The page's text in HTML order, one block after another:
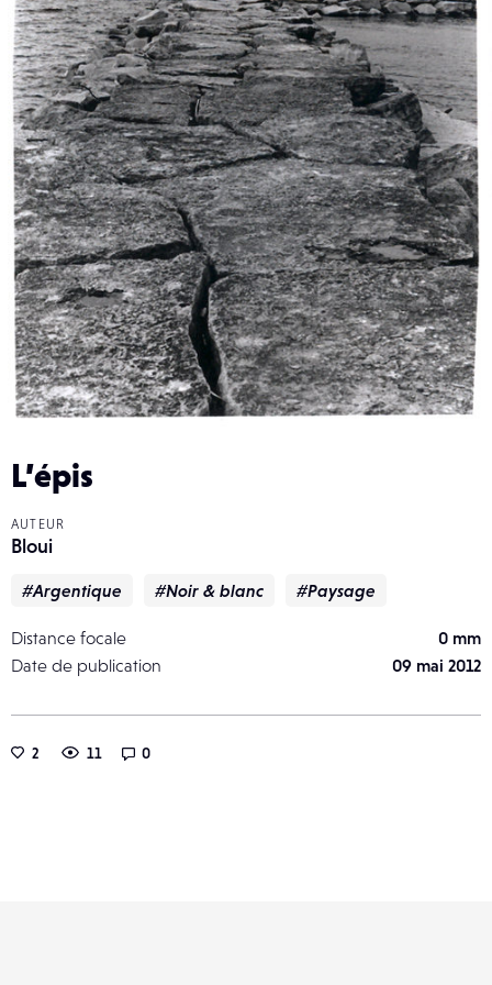
L’épis
AUTEUR
Bloui
#Argentique #Noir & blanc #Paysage
Distance focale
0 mm
Date de publication
09 mai 2012
2 11 0